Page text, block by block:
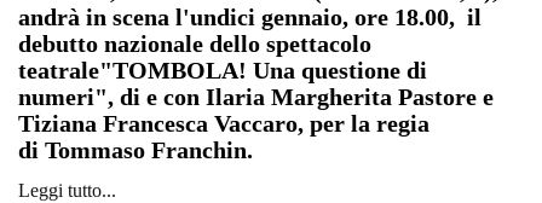
andrà in scena l'undici gennaio, ore 18.00, il
debutto nazionale dello spettacolo
teatrale"TOMBOLA! Una questione di
numeri", di e con Ilaria Margherita Pastore e
Tiziana Francesca Vaccaro, per la regia
di Tommaso Franchin.
Leggi tutto...